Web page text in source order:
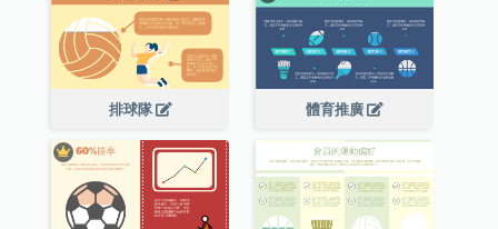
排球隊 體育推廣